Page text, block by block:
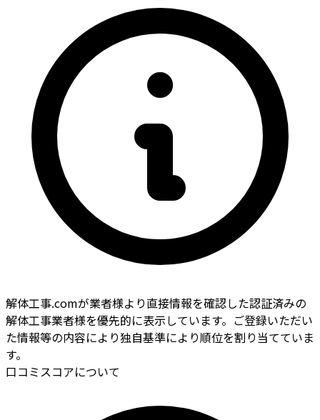
解体工事.comが業者様より直接情報を確認した認証済みの
解体工事業者様を優先的に表示しています。ご登録いただい
た情報等の内容により独自基準により順位を割り当てていま
す。
口コミスコアについて